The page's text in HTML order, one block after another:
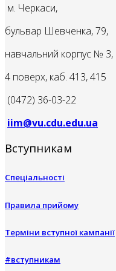
м. Черкаси,
бульвар Шевченка, 79,
навчальний корпус № 3,
4 поверх, каб. 413, 415
(0472) 36-03-22
iim@vu.cdu.edu.ua
Вступникам
Спеціальності
Правила прийому
Терміни вступної кампанії
#вступникам